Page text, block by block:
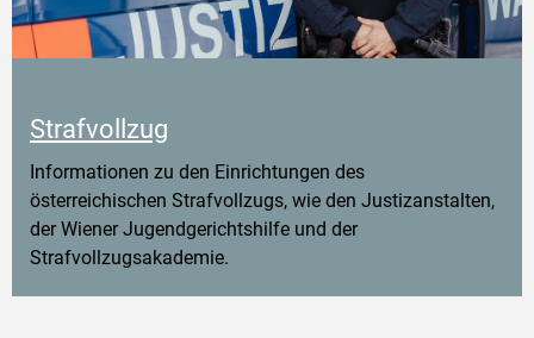
Strafvollzug
Informationen zu den Einrichtungen des
österreichischen Strafvollzugs, wie den Justizanstalten,
der Wiener Jugendgerichtshilfe und der
Strafvollzugsakademie.